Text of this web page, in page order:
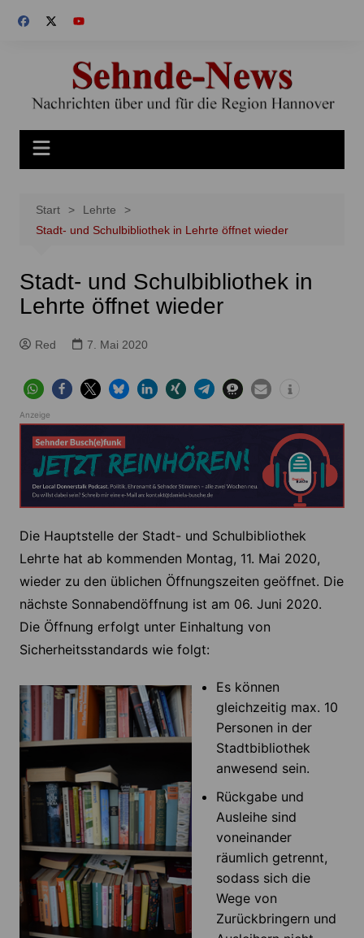
Inhalt
Start
Lehrte
Stadt- und Schulbibliothek in Lehrte öffnet wieder
Stadt- und Schulbibliothek in
Lehrte öffnet wieder
Red 7. Mai 2020
Anzeige
Die Hauptstelle der Stadt- und Schulbibliothek
Lehrte hat ab kommenden Montag, 11. Mai 2020,
wieder zu den üblichen Öffnungszeiten geöffnet. Die
nächste Sonnabendöffnung ist am 06. Juni 2020.
Die Öffnung erfolgt unter Einhaltung von
Sicherheitsstandards wie folgt:
Es können
gleichzeitig max. 10
Personen in der
Stadtbibliothek
anwesend sein.
Rückgabe und
Ausleihe sind
voneinander
räumlich getrennt,
sodass sich die
Wege von
Zurückbringern und